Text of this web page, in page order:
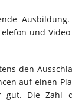
und
den
auf einen
Die Zahl